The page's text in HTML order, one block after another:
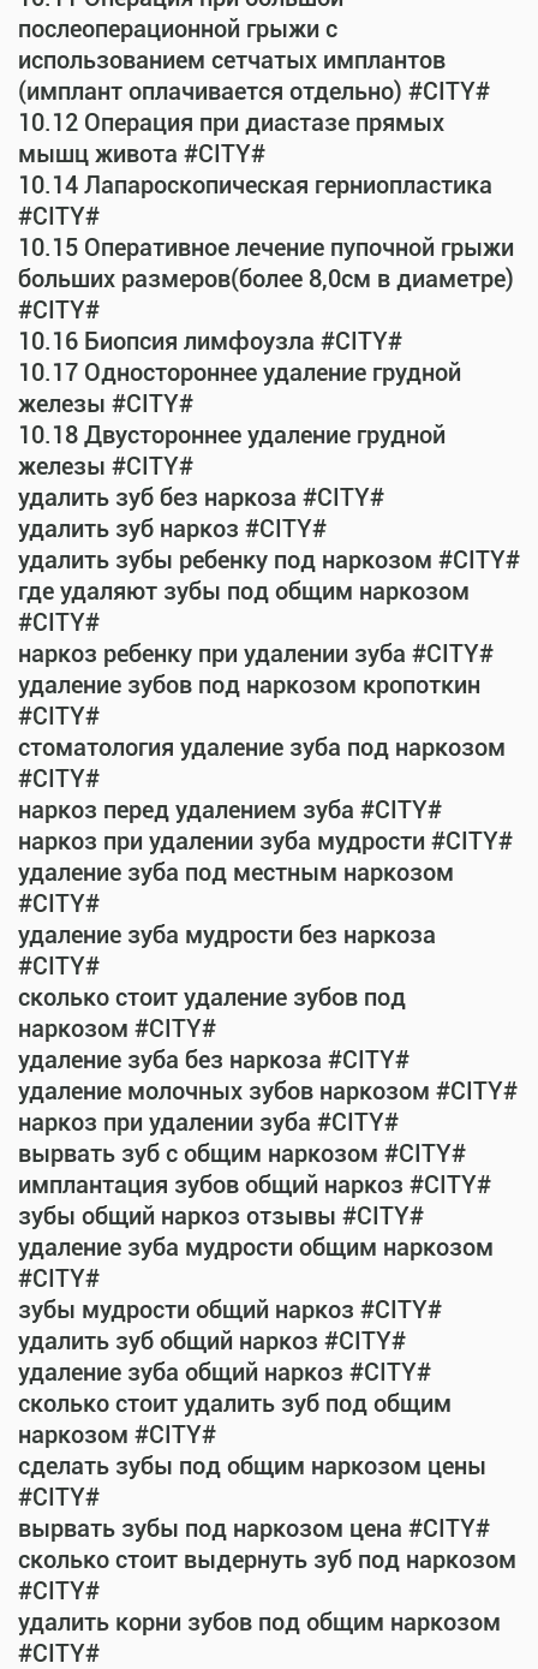
послеоперационной грыжи с
использованием сетчатых имплантов
(имплант оплачивается отдельно) #CITY#
10.12 Операция при диастазе прямых
мышц живота #CITY#
10.14 Лапароскопическая герниопластика
#CITY#
10.15 Оперативное лечение пупочной грыжи
больших размеров(более 8,0см в диаметре)
#CITY#
10.16 Биопсия лимфоузла #CITY#
10.17 Одностороннее удаление грудной
железы #CITY#
10.18 Двустороннее удаление грудной
железы #CITY#
удалить зуб без наркоза #CITY#
удалить зуб наркоз #CITY#
удалить зубы ребенку под наркозом #CITY#
где удаляют зубы под общим наркозом
#CITY#
наркоз ребенку при удалении зуба #CITY#
удаление зубов под наркозом кропоткин
#CITY#
стоматология удаление зуба под наркозом
#CITY#
наркоз перед удалением зуба #CITY#
наркоз при удалении зуба мудрости #CITY#
удаление зуба под местным наркозом
#CITY#
удаление зуба мудрости без наркоза
#CITY#
сколько стоит удаление зубов под
наркозом #CITY#
удаление зуба без наркоза #CITY#
удаление молочных зубов наркозом #CITY#
наркоз при удалении зуба #CITY#
вырвать зуб с общим наркозом #CITY#
имплантация зубов общий наркоз #CITY#
зубы общий наркоз отзывы #CITY#
удаление зуба мудрости общим наркозом
#CITY#
зубы мудрости общий наркоз #CITY#
удалить зуб общий наркоз #CITY#
удаление зуба общий наркоз #CITY#
сколько стоит удалить зуб под общим
наркозом #CITY#
сделать зубы под общим наркозом цены
#CITY#
вырвать зубы под наркозом цена #CITY#
сколько стоит выдернуть зуб под наркозом
#CITY#
удалить корни зубов под общим наркозом
#CITY#